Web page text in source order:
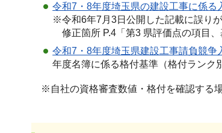
令和7・8年度埼玉県の建設工事に係る
※令和6年7月3日公開した記載に誤り
修正箇所 P.4「第3 県評価点の項目
令和7・8年度埼玉県建設工事請負競争
年度名簿に係る格付基準（格付ランク
※自社の資格審査数値・格付を確認する場